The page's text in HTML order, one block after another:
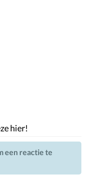
hier!
een reactie te